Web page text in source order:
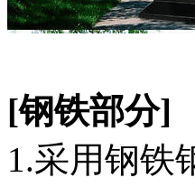
[钢铁部分]
1.采用钢铁